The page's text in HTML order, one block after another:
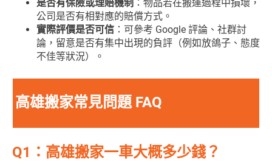
是否有保險或理賠機制 ：物品若在搬運過程中損壞，
公司是否有相對應的賠償方式。
實際評價是否可信 ：可參考 Google 評論、社群討
論，留意是否有集中出現的負評（例如放鴿子、態度
不佳等狀況）。
高雄搬家常見問題 FAQ
Q1：高雄搬家一車大概多少錢？